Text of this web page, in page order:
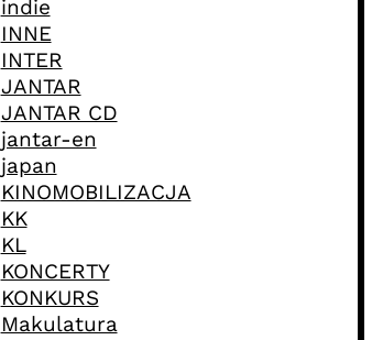
indie
INNE
INTER
JANTAR
JANTAR CD
jantar-en
japan
KINOMOBILIZACJA
KK
KL
KONCERTY
KONKURS
Makulatura